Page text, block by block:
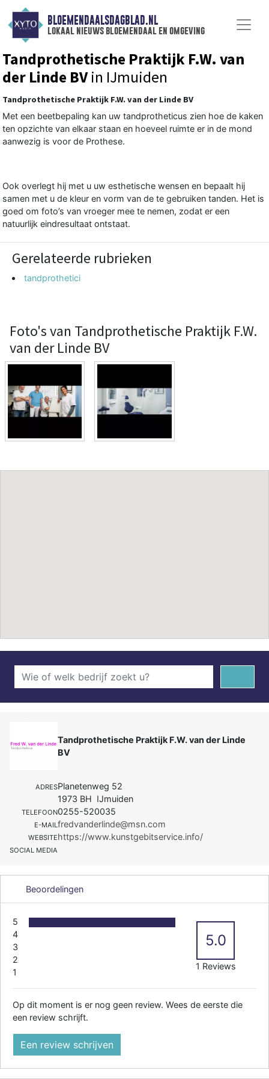
BLOEMENDAALSDAGBLAD.NL
lokaal nieuws bloemendaal en omgeving
Tandprothetische Praktijk F.W. van
der Linde BVin IJmuiden
Tandprothetische Praktijk F.W. van der Linde BV
Met een beetbepaling kan uw tandprotheticus zien hoe de kaken
ten opzichte van elkaar staan en hoeveel ruimte er in de mond
aanwezig is voor de Prothese.
Ook overlegt hij met u uw esthetische wensen en bepaalt hij
samen met u de kleur en vorm van de te gebruiken tanden. Het is
goed om foto’s van vroeger mee te nemen, zodat er een
natuurlijk eindresultaat ontstaat.
Gerelateerde rubrieken
tandprothetici
Foto's van Tandprothetische Praktijk F.W.
van der Linde BV
Tandprothetische Praktijk F.W. van der Linde
BV
ADRESPlanetenweg 52
1973 BH IJmuiden
TELEFOON0255-520035
E-MAILfredvanderlinde@msn.com
WEBSITEhttps://www.kunstgebitservice.info/
SOCIAL MEDIA
Beoordelingen
5
4
3
2
1
5.0
1 Reviews
Op dit moment is er nog geen review. Wees de eerste die
een review schrijft.
Een review schrijven